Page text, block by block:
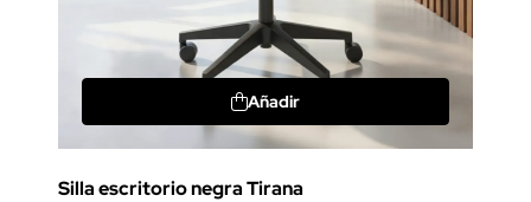
Añadir
Silla escritorio negra Tirana